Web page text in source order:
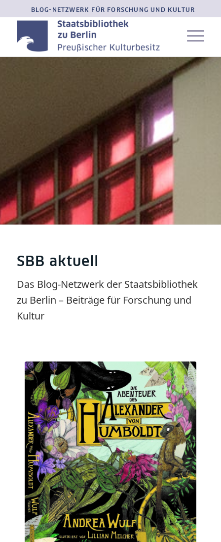
BLOG-NETZWERK FÜR FORSCHUNG UND KULTUR
SBB aktuell
Das Blog-Netzwerk der Staatsbibliothek
zu Berlin – Beiträge für Forschung und
Kultur